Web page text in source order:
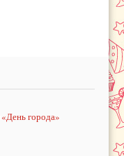
«День города»